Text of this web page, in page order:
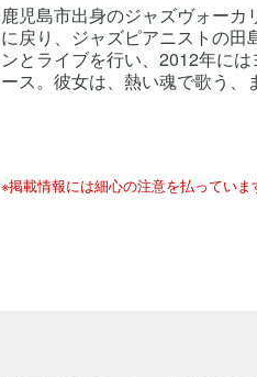
鹿児島市出身のジャズヴォー
に戻り、ジャズピアニストの
ンとライブを行い、2012年に
ース。彼女は、熱い魂で歌う、
※掲載情報には細心の注意を払ってい